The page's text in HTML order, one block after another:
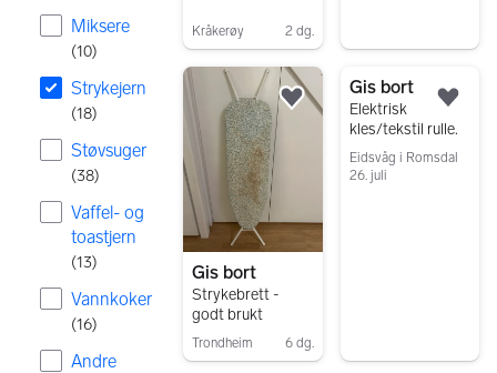
Miksere
(10)
Strykejern
(18)
Støvsuger
(38)
Vaffel- og
toastjern
(13)
Vannkoker
(16)
Andre
Kråkerøy 2 dg.
Gis bort
Strykebrett -
godt brukt
Trondheim 6 dg.
Legg til som favoritt.
Gis bort
Elektrisk
kles/tekstil rulle.
Eidsvåg i Romsdal
26. juli